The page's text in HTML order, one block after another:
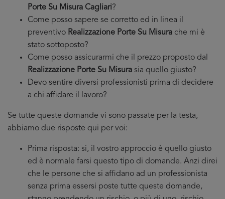
Porte Su Misura Cagliari?
Come posso sapere se corretto ed in linea il
preventivo Realizzazione Porte Su Misura che mi è
stato sottoposto?
Come posso assicurarmi che il prezzo proposto dal
Realizzazione Porte Su Misura sia quello giusto?
Devo sentire diversi professionisti prima di decidere
a chi affidare il lavoro?
Se tutte queste domande vi sono passate per la testa,
abbiamo due risposte qui per voi:
Prima risposta: si, il vostro approccio è quello giusto
ed è normale farsi questo tipo di domande. Anzi direi
che le persone che si affidano ad un professionista
senza prima essersi poste tutte queste domande,